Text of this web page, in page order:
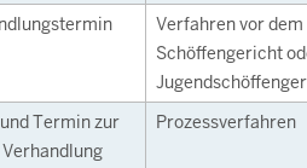
Verfahren vor dem
Schöffengericht
Termin zur
Prozessverfahren